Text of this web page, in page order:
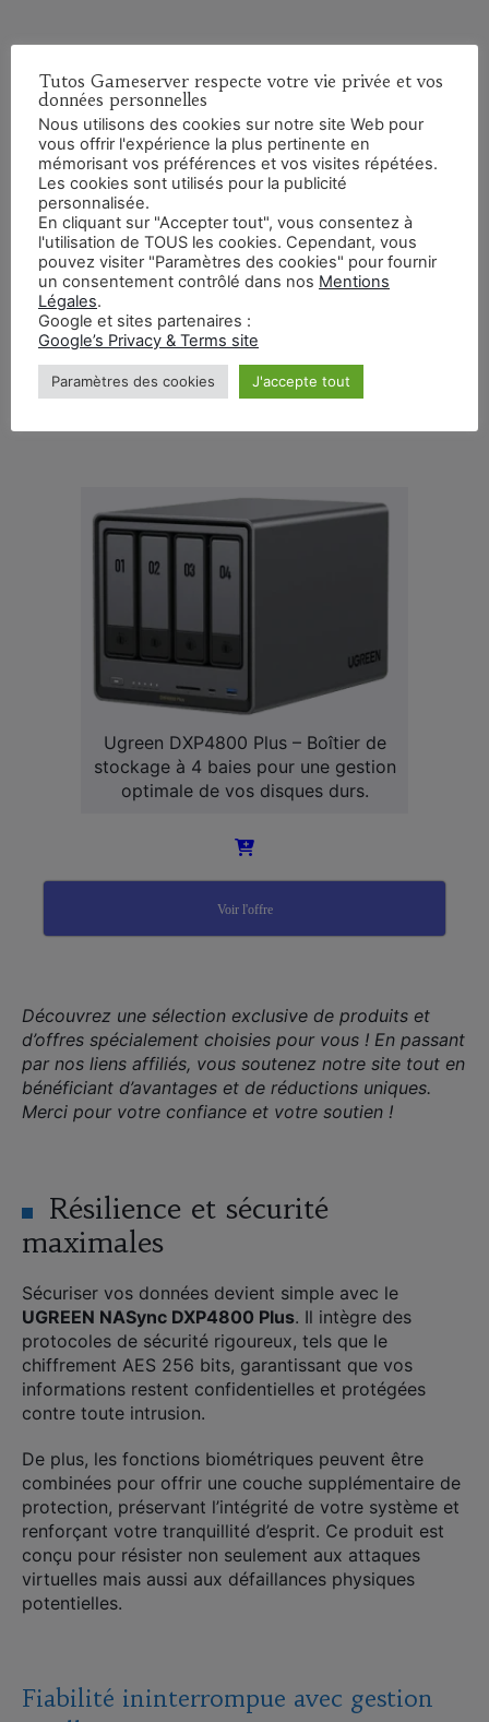
Des avantages indéniables pour le
multimédia
Avoir un accès direct à des résolutions aussi élevées
est particulièrement avantageux pour les créatifs ou
vidéastes cherchant à accéder rapidement à leurs
projets tout en vérifiant la qualité visuelle. En
intégrant cette caractéristique, UGREEN propose un
support polyvalent allant bien au-delà du simple
stockage de fichiers.
📺 Support natif HDMI 4K
🎥 Idéal pour des projets vidéo et photo
Ugreen DXP4800 Plus – Boîtier de
stockage à 4 baies pour une gestion
optimale de vos disques durs.
Voir l'offre
Découvrez une sélection exclusive de produits et
d’offres spécialement choisies pour vous ! En passant
par nos liens affiliés, vous soutenez notre site tout en
bénéficiant d’avantages et de réductions uniques.
Merci pour votre confiance et votre soutien !
Résilience et sécurité
maximales
Sécuriser vos données devient simple avec le
UGREEN NASync DXP4800 Plus. Il intègre des
protocoles de sécurité rigoureux, tels que le
chiffrement AES 256 bits, garantissant que vos
informations restent confidentielles et protégées
contre toute intrusion.
De plus, les fonctions biométriques peuvent être
combinées pour offrir une couche supplémentaire de
protection, préservant l’intégrité de votre système et
renforçant votre tranquillité d’esprit. Ce produit est
conçu pour résister non seulement aux attaques
virtuelles mais aussi aux défaillances physiques
potentielles.
Fiabilité ininterrompue avec gestion
Rechercher
:
Tutos Gameserver respecte votre vie privée et vos
données personnelles
Nous utilisons des cookies sur notre site Web pour
vous offrir l'expérience la plus pertinente en
mémorisant vos préférences et vos visites répétées.
Les cookies sont utilisés pour la publicité
personnalisée.
En cliquant sur "Accepter tout", vous consentez à
l'utilisation de TOUS les cookies. Cependant, vous
pouvez visiter "Paramètres des cookies" pour fournir
un consentement contrôlé dans nos Mentions
Légales.
Google et sites partenaires :
Google’s Privacy & Terms site
Paramètres des cookies J'accepte tout